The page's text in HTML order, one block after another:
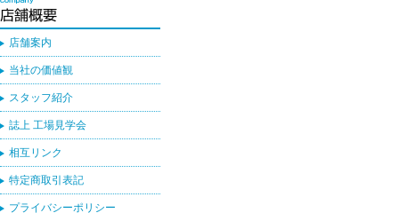
店舗案内
当社の価値観
スタッフ紹介
誌上 工場見学会
相互リンク
特定商取引表記
プライバシーポリシー